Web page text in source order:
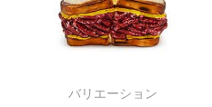
バリエーション